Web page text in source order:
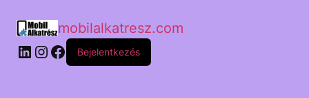
mobilalkatresz.com
Bejelentkezés